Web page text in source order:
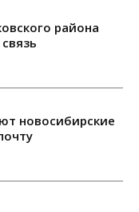
района
новосибирские